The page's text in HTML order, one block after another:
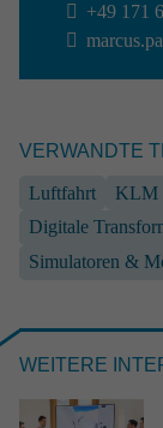
+49 171
VERWANDTE
Luftfahrt
KLM
Digitale
Simulatoren &
WEITERE
NEWS //